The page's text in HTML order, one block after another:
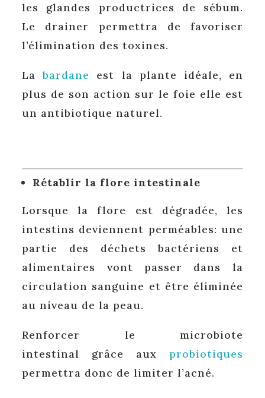
les glandes productrices de sébum.
Le drainer permettra de favoriser
l’élimination des toxines.
Labardane
est la plante idéale, en
plus de son action sur le foie elle est
un antibiotique naturel.
Rétablir la flore intestinale
Lorsque la flore est dégradée, les
intestins deviennent perméables: une
partie des déchets bactériens et
alimentaires vont passer dans la
circulation sanguine et être éliminée
au niveau de la peau.
Renforcer le microbiote
intestinal grâce aux probiotiques
permettra donc de limiter l’acné.